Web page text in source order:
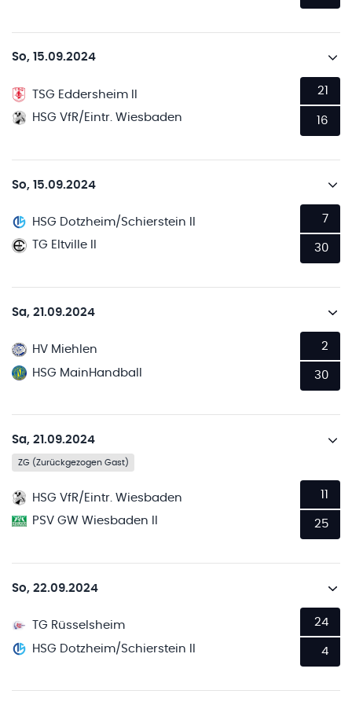
So, 15.09.2024
TSG Eddersheim II
HSG VfR/Eintr. Wiesbaden
21
16
So, 15.09.2024
HSG Dotzheim/Schierstein II
TG Eltville II
7
30
Sa, 21.09.2024
HV Miehlen
HSG MainHandball
2
30
Sa, 21.09.2024
ZG (Zurückgezogen Gast)
HSG VfR/Eintr. Wiesbaden
PSV GW Wiesbaden II
11
25
So, 22.09.2024
TG Rüsselsheim
HSG Dotzheim/Schierstein II
24
4